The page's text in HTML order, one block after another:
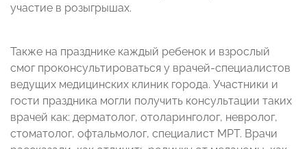
участие в розыгрышах.
Также на празднике каждый ребенок и взрослый
смог проконсультироваться у врачей-специалистов
ведущих медицинских клиник города. Участники и
гости праздника могли получить консультации таких
врачей как: дерматолог, отоларинголог, невролог,
стоматолог, офтальмолог, специалист МРТ. Врачи